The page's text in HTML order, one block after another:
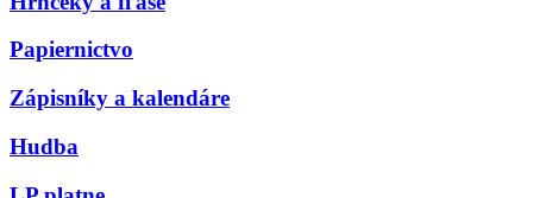
Papiernictvo
Zápisníky a kalendáre
Hudba